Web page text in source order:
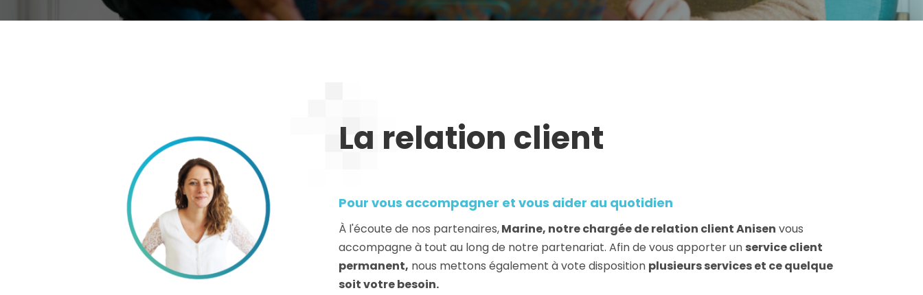
La relation client
Pour vous accompagner et vous aider au quotidien
À l'écoute de nos partenaires,Marine, notre chargée de relation client Anisen vous
accompagne à tout au long de notre partenariat. Afin de vous apporter un service client
permanent, nous mettons également à vote disposition plusieurs services et ce quelque
soit votre besoin.